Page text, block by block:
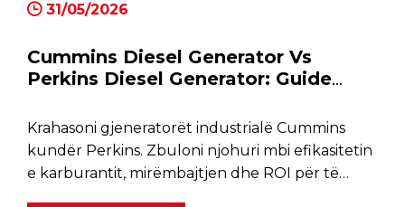
31/05/2026
Cummins Diesel Generator Vs
Perkins Diesel Generator: Guide
Krahasoni gjeneratorët industrialë Cummins
kundër Perkins. Zbuloni njohuri mbi efikasitetin
e karburantit, mirëmbajtjen dhe ROI për të